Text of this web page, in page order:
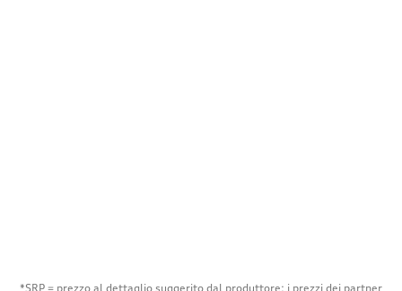
*SRP = prezzo al dettaglio suggerito dal produttore; i prezzi dei partner